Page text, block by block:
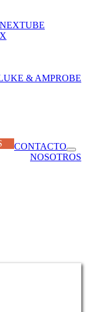
& AMPROBE
CONTACTO
NOSOTROS